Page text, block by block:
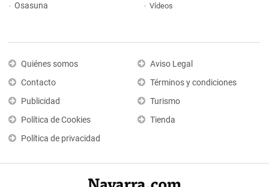
Osasuna
Vídeos
Quiénes somos
Contacto
Publicidad
Política de Cookies
Política de privacidad
Aviso Legal
Términos y condiciones
Turismo
Tienda